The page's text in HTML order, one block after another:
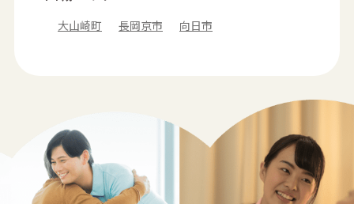
大山崎町 長岡京市 向日市